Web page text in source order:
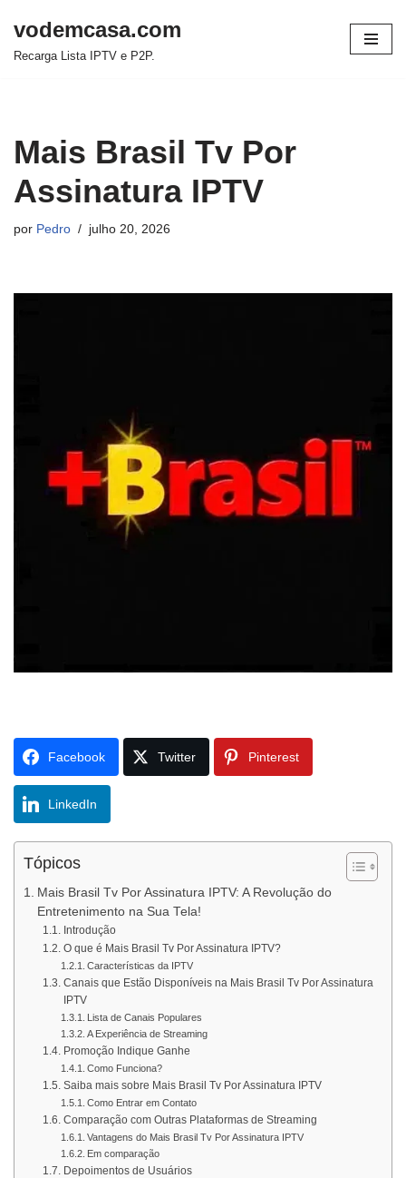
Pular
vodemcasa.com
Recarga Lista IPTV e P2P.
Mais Brasil Tv Por
Assinatura IPTV
por Pedro julho 20, 2026
Facebook Twitter Pinterest
LinkedIn
Tópicos
Mais Brasil Tv Por Assinatura IPTV: A Revolução do
Entretenimento na Sua Tela!
Introdução
O que é Mais Brasil Tv Por Assinatura IPTV?
Características da IPTV
Canais que Estão Disponíveis na Mais Brasil Tv Por Assinatura
IPTV
Lista de Canais Populares
A Experiência de Streaming
Promoção Indique Ganhe
Como Funciona?
Saiba mais sobre Mais Brasil Tv Por Assinatura IPTV
Como Entrar em Contato
Comparação com Outras Plataformas de Streaming
Vantagens do Mais Brasil Tv Por Assinatura IPTV
Em comparação
Depoimentos de Usuários